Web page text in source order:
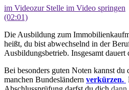
im Videozur Stelle im Video springen
(02:01)
Die Ausbildung zum
heißt, du bist abwechselnd in der
Ausbildungsbetrieb. Insgesamt
Bei besonders guten Noten kannst du
manchen Bundesländern verkürzen.